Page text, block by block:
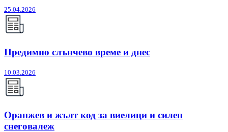
25.04.2026
Предимно слънчево време и днес
10.03.2026
Оранжев и жълт код за виелици и силен
снеговалеж